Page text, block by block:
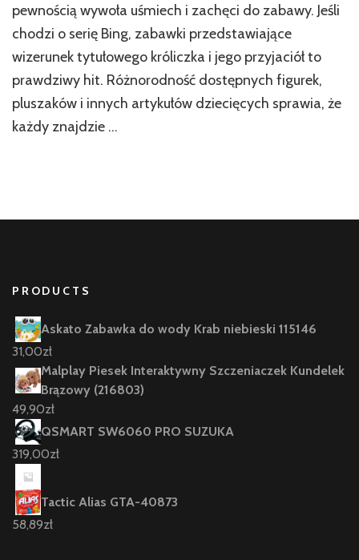
pewnością wywoła uśmiech i zachęci do zabawy. Jeśli
chodzi o serię Bing, zabawki przedstawiające
wizerunek tytułowego króliczka i jego przyjaciół to
prawdziwy hit. Różnorodność dostępnych figurek,
pluszaków i innych artykułów dziecięcych sprawia, że
każdy znajdzie …
PRODUCTS
Askato Zabawka do wody Krab niebieski 115146
31,00zł
Malplay Piesek Interaktywny Szczeniaczek Kundelek
Brązowy (216803)
49,90zł
QSMART SW6060 PRO SUZUKA
319,00zł
Tactic Alias GTA-40873
58,89zł